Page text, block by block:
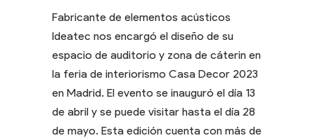
Fabricante de elementos acústicos
Ideatec nos encargó el diseño de su
espacio de auditorio y zona de cáterin en
la feria de interiorismo Casa Decor 2023
en Madrid. El evento se inauguró el día 13
de abril y se puede visitar hasta el día 28
de mayo. Esta edición cuenta con más de